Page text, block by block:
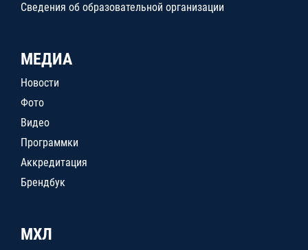
Сведения об образовательной организации
МЕДИА
Новости
Фото
Видео
Программки
Аккредитация
Брендбук
МХЛ